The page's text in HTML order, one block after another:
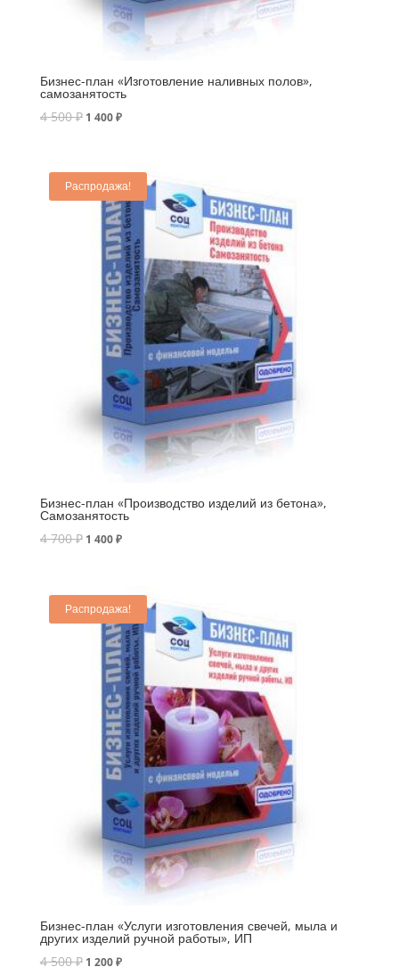
Бизнес-план «Изготовление наливных полов»,
самозанятость
4 500₽ 1 400₽
Распродажа!
Бизнес-план «Производство изделий из бетона»,
Самозанятость
4 700₽ 1 400₽
Распродажа!
Бизнес-план «Услуги изготовления свечей, мыла и
других изделий ручной работы», ИП
4 500₽ 1 200₽